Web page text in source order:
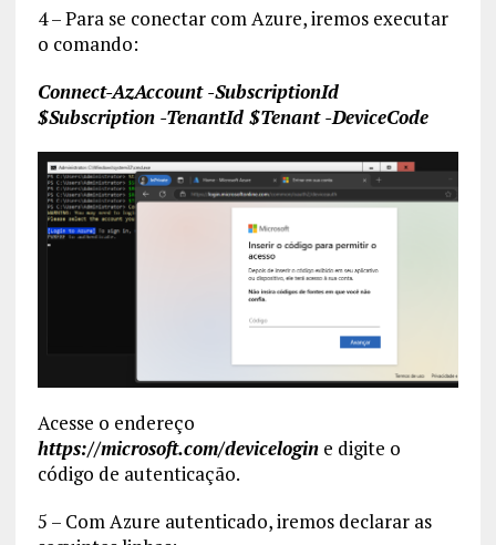
4 – Para se conectar com Azure, iremos executar
o comando:
Connect-AzAccount -SubscriptionId
$Subscription -TenantId $Tenant -DeviceCode
Acesse o endereço
https://microsoft.com/devicelogine digite o
código de autenticação.
5 – Com Azure autenticado, iremos declarar as